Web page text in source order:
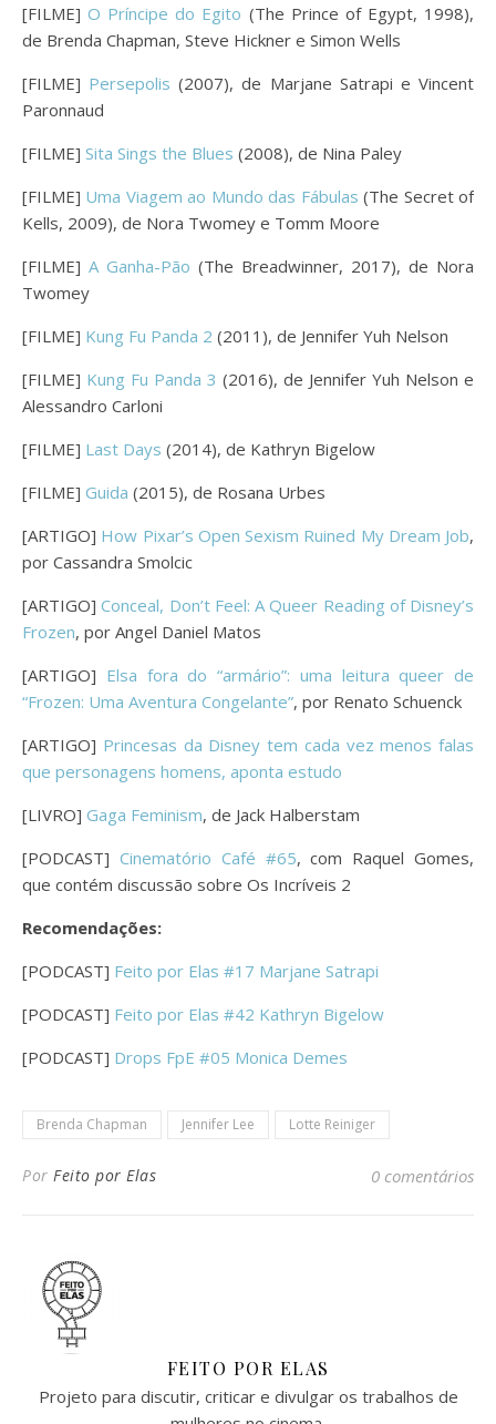
[FILME]O Príncipe do Egito (The Prince of Egypt, 1998),
de Brenda Chapman, Steve Hickner e Simon Wells
[FILME] Persepolis (2007), de Marjane Satrapi e Vincent
Paronnaud
[FILME] Sita Sings the Blues (2008), de Nina Paley
[FILME] Uma Viagem ao Mundo das Fábulas (The Secret of
Kells, 2009), de Nora Twomey e Tomm Moore
[FILME] A Ganha-Pão (The Breadwinner, 2017), de Nora
Twomey
[FILME] Kung Fu Panda 2 (2011), de Jennifer Yuh Nelson
[FILME] Kung Fu Panda 3 (2016), de Jennifer Yuh Nelson e
Alessandro Carloni
[FILME] Last Days (2014), de Kathryn Bigelow
[FILME] Guida (2015), de Rosana Urbes
[ARTIGO] How Pixar’s Open Sexism Ruined My Dream Job,
por Cassandra Smolcic
[ARTIGO]Conceal, Don’t Feel: A Queer Reading of Disney’s
Frozen, por Angel Daniel Matos
[ARTIGO] Elsa fora do “armário”: uma leitura queer de
“Frozen: Uma Aventura Congelante”, por Renato Schuenck
[ARTIGO] Princesas da Disney tem cada vez menos falas
que personagens homens, aponta estudo
[LIVRO] Gaga Feminism, de Jack Halberstam
[PODCAST] Cinematório Café #65, com Raquel Gomes,
que contém discussão sobre Os Incríveis 2
Recomendações:
[PODCAST] Feito por Elas #17 Marjane Satrapi
[PODCAST] Feito por Elas #42 Kathryn Bigelow
[PODCAST] Drops FpE #05 Monica Demes
Brenda Chapman Jennifer Lee Lotte Reiniger
Por Feito por Elas 0 comentários
FEITO POR ELAS
Projeto para discutir, criticar e divulgar os trabalhos de